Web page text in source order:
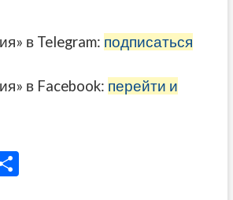
в Telegram: подписаться
в Facebook: перейти и
О